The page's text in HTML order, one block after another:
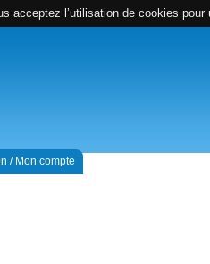
acceptez l’utilisation de cookies
/ Mon compte